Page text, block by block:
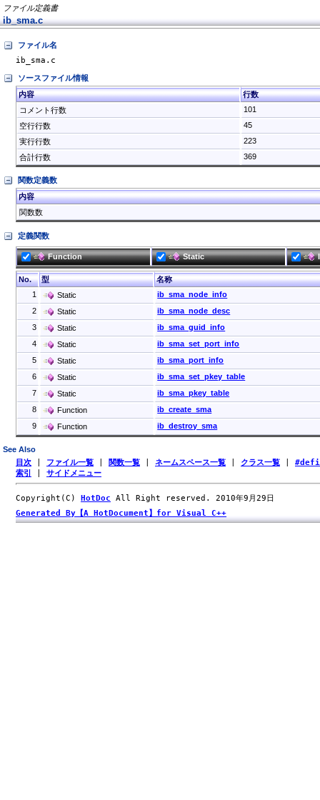
ファイル定義書
ib_sma.c
ファイル名
ib_sma.c
ソースファイル情報
内容
行数
コメント行数
101
空行行数
45
実行行数
223
合計行数
369
関数定義数
内容
関数数
定義関数
Function Static
No. 型
名称
1
Static
ib_sma_node_info
2
Static
ib_sma_node_desc
3
Static
ib_sma_guid_info
4
Static
ib_sma_set_port_info
5
Static
ib_sma_port_info
6
Static
ib_sma_set_pkey_table
7
Static
ib_sma_pkey_table
8
Function
ib_create_sma
9
Function ib_destroy_sma
See Also
目次 ファイル一覧 関数一覧 ネームスペース一覧 クラス一覧
索引
サイドメニュー
Copyright(C) HotDoc All Right reserved. 2010年9月29日
Generated By【A HotDocument】for Visual C++